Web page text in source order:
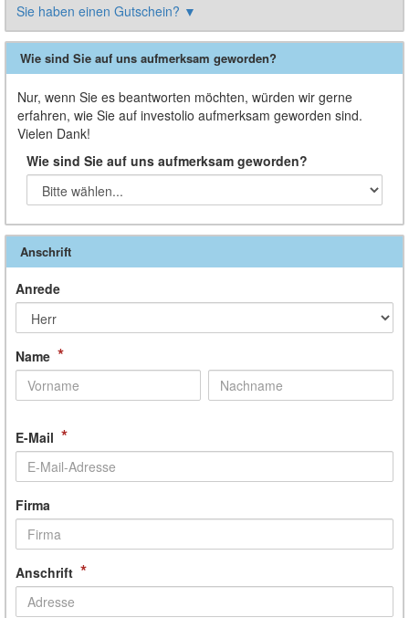
Sie haben einen Gutschein? ▼
Wie sind Sie auf uns aufmerksam geworden?
Nur, wenn Sie es beantworten möchten, würden wir gerne
erfahren, wie Sie auf investolio aufmerksam geworden sind.
Vielen Dank!
Wie sind Sie auf uns aufmerksam geworden?
Anschrift
Anrede
Name *
E-Mail *
Firma
Anschrift *